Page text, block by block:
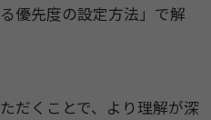
優先度の設定方法」で解
だくことで、より理解が深